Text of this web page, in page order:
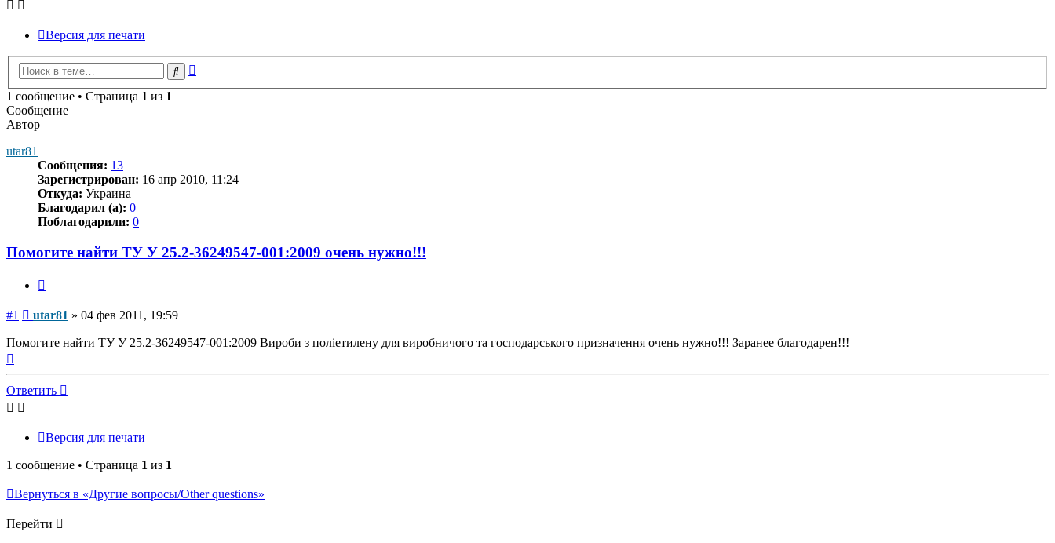
Версия для печати
Поиск
1 сообщение • Страница 1 из 1
Сообщение
Автор
utar81
Сообщения: 13
Зарегистрирован: 16 апр 2010, 11:24
Откуда: Украина
Благодарил (а): 0
Поблагодарили: 0
Помогите найти ТУ У 25.2-36249547-001:2009 очень нужно!!!
#1 Сообщение
utar81 » 04 фев 2011, 19:59
Помогите найти ТУ У 25.2-36249547-001:2009 Вироби з поліетилену для виробничого та господарського призначення очень нужно!!! Заранее благодарен!!!
началу
Ответить
Версия для печати
1 сообщение • Страница 1 из 1
Вернуться в «Другие вопросы/Other questions»
Перейти